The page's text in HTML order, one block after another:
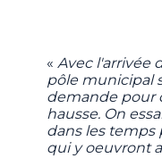
«Avec l'arrivée
pôle municipal
demande pour
hausse. On
dans les temps
qui y oeuvront